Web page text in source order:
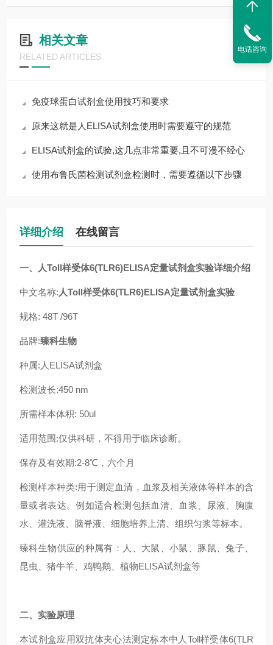
相关文章
RELATED ARTICLES
免疫球蛋白试剂盒使用技巧和要求
原来这就是人ELISA试剂盒使用时需要遵守的规范
ELISA试剂盒的试验,这几点非常重要,且不可漫不经心
使用布鲁氏菌检测试剂盒检测时，需要遵循以下步骤
详细介绍 在线留言
一、人Toll样受体6(TLR6)ELISA定量试剂盒实验详细介绍
中文名称: 人Toll样受体6(TLR6)ELISA定量试剂盒实验
规格: 48T /96T
品牌:臻科生物
种属:人ELISA试剂盒
检测波长:450 nm
所需样本体积: 50ul
适用范围:仅供科研，不得用于临床诊断。
保存及有效期:2-8℃，六个月
检测样本种类:用于测定血清，血浆及相关液体等样本的含
量或者表达。例如适合检测包括血清、血浆、尿液、胸腹
水、灌洗液、脑脊液、细胞培养上清、组织匀浆等标本。
臻科生物供应的种属有：人、大鼠、小鼠、豚鼠、兔子、
昆虫、猪牛羊、鸡鸭鹅、植物ELISA试剂盒等
二、实验原理
本试剂盒应用双抗体夹心法测定标本中人Toll样受体6(TLR
电话咨询